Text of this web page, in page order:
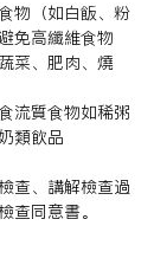
物（如白飯、粉
免高纖維食物
菜、肥肉、燒
流質食物如稀粥
類飲品
查、講解檢查過
查同意書。